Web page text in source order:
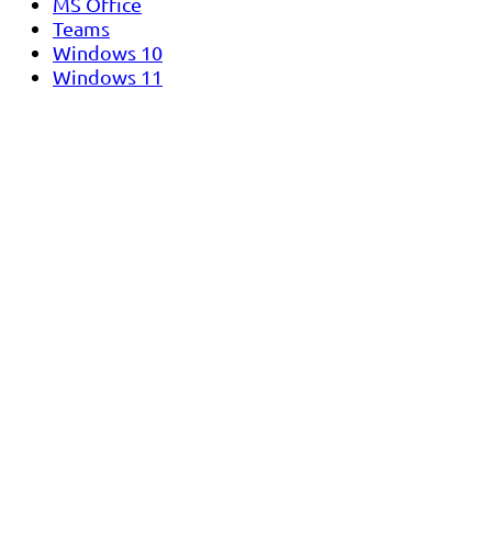
Teams
Windows 10
Windows 11